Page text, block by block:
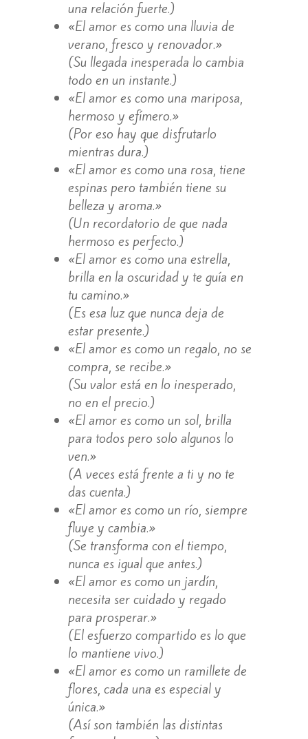
una relación fuerte.)
«El amor es como una lluvia de
verano, fresco y renovador.»
(Su llegada inesperada lo cambia
todo en un instante.)
«El amor es como una mariposa,
hermoso y efímero.»
(Por eso hay que disfrutarlo
mientras dura.)
«El amor es como una rosa, tiene
espinas pero también tiene su
belleza y aroma.»
(Un recordatorio de que nada
hermoso es perfecto.)
«El amor es como una estrella,
brilla en la oscuridad y te guía en
tu camino.»
(Es esa luz que nunca deja de
estar presente.)
«El amor es como un regalo, no se
compra, se recibe.»
(Su valor está en lo inesperado,
no en el precio.)
«El amor es como un sol, brilla
para todos pero solo algunos lo
ven.»
(A veces está frente a ti y no te
das cuenta.)
«El amor es como un río, siempre
fluye y cambia.»
(Se transforma con el tiempo,
nunca es igual que antes.)
«El amor es como un jardín,
necesita ser cuidado y regado
para prosperar.»
(El esfuerzo compartido es lo que
lo mantiene vivo.)
«El amor es como un ramillete de
flores, cada una es especial y
única.»
(Así son también las distintas